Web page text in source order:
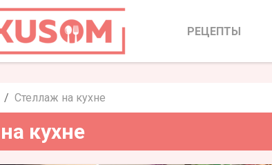
Стеллаж на кухне
РЕЦЕПТЫ
Стеллаж на кухне
кухне